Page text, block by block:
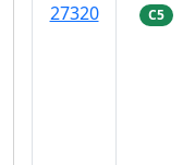
27320
C5